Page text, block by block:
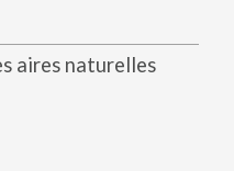
aires naturelles